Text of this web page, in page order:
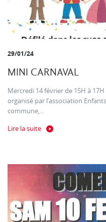
29/01/24
MINI CARNAVAL
Mercredi 14 février de 15H à
organisé par l’association
commune,...
Lire la suite